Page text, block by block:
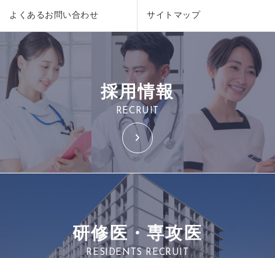
よくあるお問い合わせ サイトマップ
採用情報
RECRUIT
研修医・専攻医
RESIDENTS RECRUIT